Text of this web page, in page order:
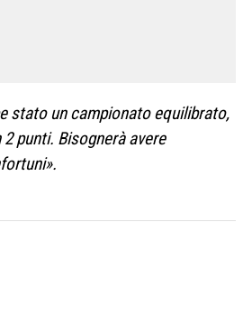
stato un campionato equilibrato,
punti. Bisognerà avere